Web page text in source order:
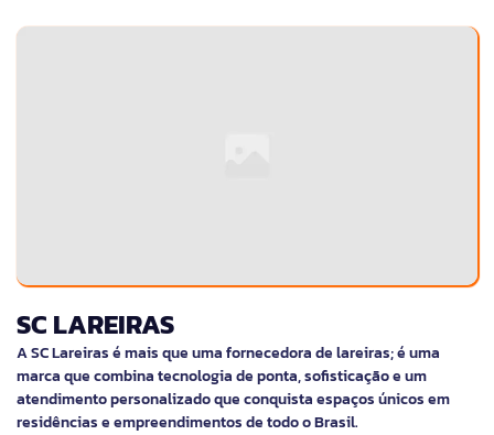
SC LAREIRAS
A SC Lareiras é mais que uma fornecedora de lareiras; é uma
marca que combina tecnologia de ponta, sofisticação e um
atendimento personalizado que conquista espaços únicos em
residências e empreendimentos de todo o Brasil.